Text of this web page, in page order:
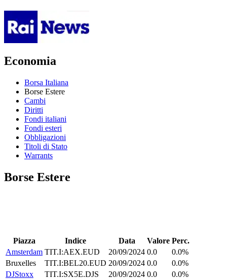
Economia
Borsa Italiana
Borse Estere
Cambi
Diritti
Fondi italiani
Fondi esteri
Obbligazioni
Titoli di Stato
Warrants
Borse Estere
Piazza Indice Data Valore Perc.
Amsterdam TIT.I:AEX.EUD 20/09/2024 0.0
0.0%
Bruxelles
TIT.I:BEL20.EUD 20/09/2024 0.0
0.0%
DJStoxx
TIT.I:SX5E.DJS 20/09/2024 0.0
0.0%